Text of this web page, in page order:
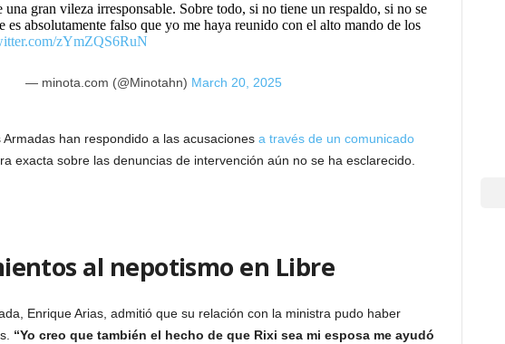
una gran vileza irresponsable. Sobre todo, si no tiene un respaldo, si no se
es absolutamente falso que yo me haya reunido con el alto mando de los
zYmZQS6RuN
— minota.com (@Minotahn) March 20, 2025
han respondido a las acusacionesa través de un comunicado
exacta sobre las denuncias de intervención aún no se ha esclarecido.
al nepotismo en Libre
Enrique Arias, admitió que su relación con la ministra pudo haber
“Yo creo que también el hecho de que Rixi sea mi esposa me ayudó